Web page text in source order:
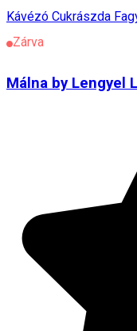
Kávézó Cukrászda
Zárva
Málna by Lengyel